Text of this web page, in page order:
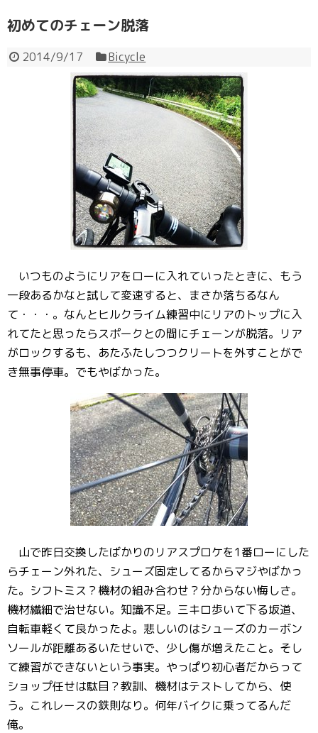
初めてのチェーン脱落
2014/9/17 Bicycle
いつものようにリアをローに入れていったときに、もう
一段あるかなと試して変速すると、まさか落ちるなん
て・・・。なんとヒルクライム練習中にリアのトップに入
れてたと思ったらスポークとの間にチェーンが脱落。リア
がロックするも、あたふたしつつクリートを外すことがで
き無事停車。でもやばかった。
山で昨日交換したばかりのリアスプロケを1番ローにした
らチェーン外れた、シューズ固定してるからマジやばかっ
た。シフトミス？機材の組み合わせ？分からない悔しさ。
機材繊細で治せない。知識不足。三キロ歩いて下る坂道、
自転車軽くて良かったよ。悲しいのはシューズのカーボン
ソールが距離あるいたせいで、少し傷が増えたこと。そし
て練習ができないという事実。やっぱり初心者だからって
ショップ任せは駄目？教訓、機材はテストしてから、使
う。これレースの鉄則なり。何年バイクに乗ってるんだ
俺。